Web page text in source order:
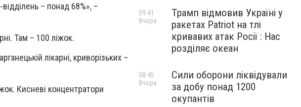
– понад 68%», –
Там – 100 ліжок.
лікарні, криворізьких –
Кисневі концентратори
Трамп відмовив Україні у
ракетах Patriot на тлі
кривавих атак Росії : Нас
розділяє океан
09:41
Вчора
Сили оборони ліквідували
за добу понад 1200
окупантів
08:45
Вчора